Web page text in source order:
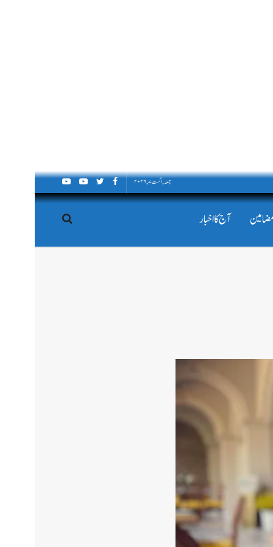
جمعہ, اگست ۷, ۲۰۲۶
آج کا اخبار